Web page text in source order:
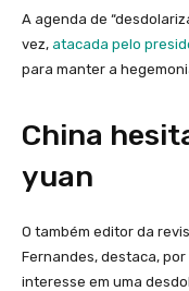
A agenda de
vez, atacada pelo
para manter a
China
yuan
O também editor da
Fernandes, destaca,
interesse em uma